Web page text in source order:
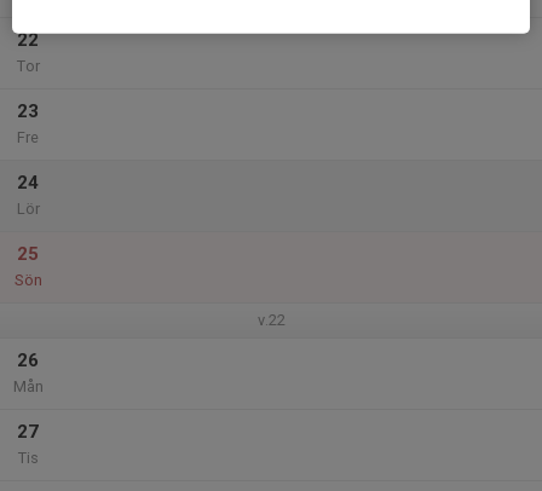
22
Tor
23
Fre
24
Lör
25
Sön
v.22
26
Mån
27
Tis